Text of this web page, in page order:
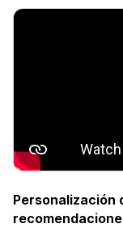
Personalización